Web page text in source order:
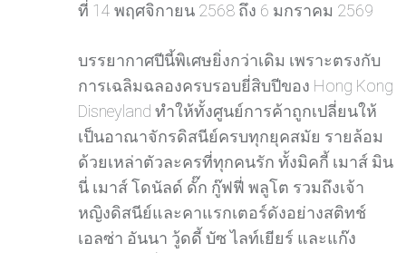
ที่ 14 พฤศจิกายน 2568 ถึง 6 มกราคม 2569
บรรยากาศปีนี้พิเศษยิ่งกว่าเดิม เพราะตรงกับ
การเฉลิมฉลองครบรอบยี่สิบปีของ Hong Kong
Disneyland ทำให้ทั้งศูนย์การค้าถูกเปลี่ยนให้
เป็นอาณาจักรดิสนีย์ครบทุกยุคสมัย รายล้อม
ด้วยเหล่าตัวละครที่ทุกคนรัก ทั้งมิคกี้ เมาส์ มิน
นี่ เมาส์ โดนัลด์ ดั๊ก กู๊ฟฟี่ พลูโต รวมถึงเจ้า
หญิงดิสนีย์และคาแรกเตอร์ดังอย่างสติทช์
เอลซ่า อันนา วู้ดดี้ บัซ ไลท์เยียร์ และแก๊ง